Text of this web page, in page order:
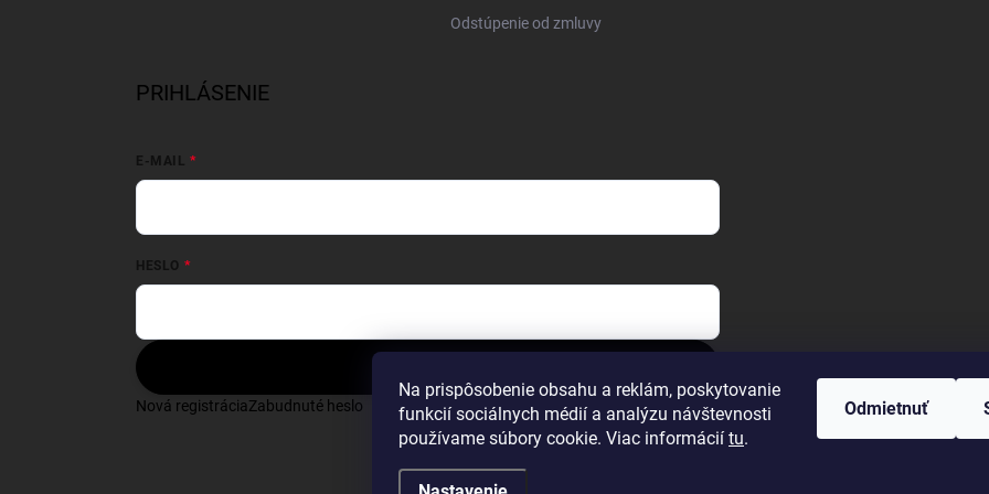
Na prispôsobenie obsahu a reklám, poskytovanie
funkcií sociálnych médií a analýzu návštevnosti
používame súbory cookie. Viac informácií tu.
Odmietnuť
Odstúpenie od zmluvy
PRIHLÁSENIE
E-MAIL
HESLO
Nová registráciaZabudnuté heslo